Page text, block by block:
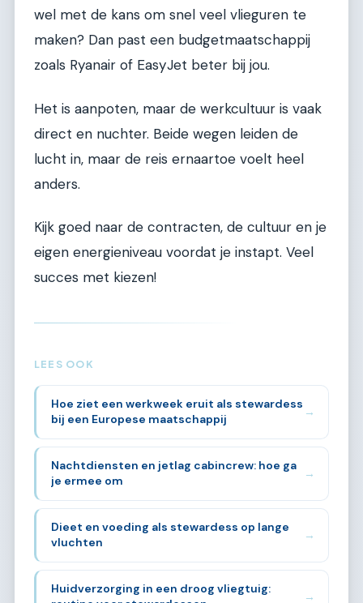
wel met de kans om snel veel vlieguren te
maken? Dan past een budgetmaatschappij
zoals Ryanair of EasyJet beter bij jou.
Het is aanpoten, maar de werkcultuur is vaak
direct en nuchter. Beide wegen leiden de
lucht in, maar de reis ernaartoe voelt heel
anders.
Kijk goed naar de contracten, de cultuur en je
eigen energieniveau voordat je instapt. Veel
succes met kiezen!
LEES OOK
Hoe ziet een werkweek eruit als stewardess
bij een Europese maatschappij
→
Nachtdiensten en jetlag cabincrew: hoe ga
je ermee om
→
Dieet en voeding als stewardess op lange
vluchten
→
Huidverzorging in een droog vliegtuig:
→